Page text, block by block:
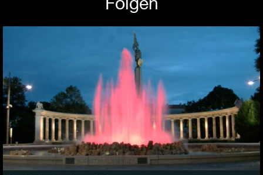
Folgen